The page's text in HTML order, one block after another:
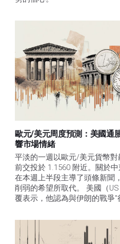
歐元/美元周度預測：美國通
響市場情緒
平淡的一週以歐元/美元貨幣
前交投於 1.1560 附近。關於
在本週上半段主導了頭條新聞
削弱的希望所取代。 美國（
覆表示，他認為與伊朗的戰爭"